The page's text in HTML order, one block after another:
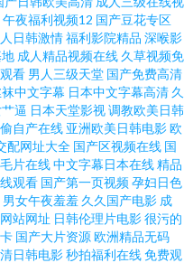
午夜福利视频12 国产豆花专区
日韩激情福利影院精品 深喉影
成人精品视频在线 久草视频免
看 男人三级天堂 国产免费高清
中文字幕 日本中文字幕高清 久
逼 日本天堂影视调教欧美日韩
自产在线 亚洲欧美日韩电影欧
配网址大全 国产区视频在线 国
片在线中文字幕日本在线精品
观看 国产第一页视频孕妇日色
男女午夜羞羞 久久国产电影 成
站网址 日韩伦理片电影很污的
国产大片资源欧洲精品无码
日韩电影秒拍福利在线免费观